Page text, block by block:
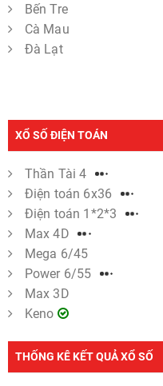
Bến Tre
Cà Mau
Đà Lạt
XỔ SỐ ĐIỆN TOÁN
Thần Tài 4
Điện toán 6x36
Điện toán 1*2*3
Max 4D
Mega 6/45
Power 6/55
Max 3D
Keno
THỐNG KÊ KẾT QUẢ XỔ SỐ